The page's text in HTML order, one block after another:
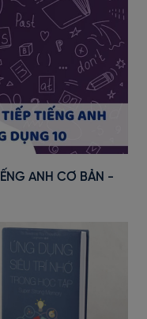
ANH CƠ BẢN -